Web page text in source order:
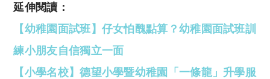
延伸閱讀：
【幼稚園面試班】仔女怕醜點算？幼稚園面試班訓
練小朋友自信獨立一面
【小學名校】德望小學暨幼稚園「一條龍」升學服